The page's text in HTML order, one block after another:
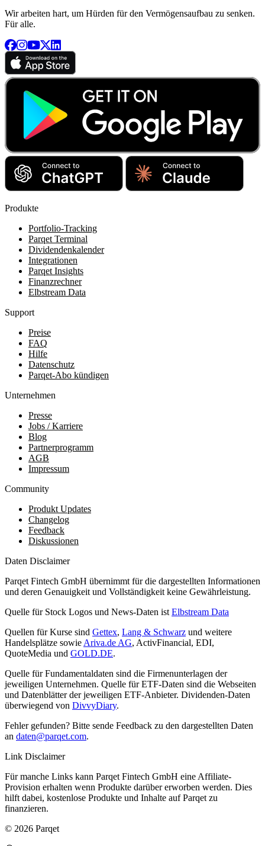
Wir arbeiten hart, um Hürden für den Vermögensaufbau zu senken.
Für alle.
Produkte
Portfolio-Tracking
Parqet Terminal
Dividendenkalender
Integrationen
Parqet Insights
Finanzrechner
Elbstream Data
Support
Preise
FAQ
Hilfe
Datenschutz
Parqet-Abo kündigen
Unternehmen
Presse
Jobs / Karriere
Blog
Partnerprogramm
AGB
Impressum
Community
Produkt Updates
Changelog
Feedback
Diskussionen
Daten Disclaimer
Parqet Fintech GmbH übernimmt für die dargestellten Informationen
und deren Genauigkeit und Vollständigkeit keine Gewährleistung.
Quelle für Stock Logos und News-Daten ist Elbstream Data
Quellen für Kurse sind Gettex, Lang & Schwarz und weitere
Handelsplätze sowie Ariva.de AG, ActivFinancial, EDI,
QuoteMedia und GOLD.DE.
Quelle für Fundamentaldaten sind die Firmenunterlagen der
jeweiligen Unternehmen. Quelle für ETF-Daten sind die Webseiten
und Datenblätter der jeweiligen ETF-Anbieter. Dividenden-Daten
überwiegend von DivvyDiary.
Fehler gefunden? Bitte sende Feedback zu den dargestellten Daten
an daten@parqet.com.
Link Disclaimer
Für manche Links kann Parqet Fintech GmbH eine Affiliate-
Provision erhalten wenn Produkte darüber erworben werden. Dies
hilft dabei, kostenlose Produkte und Inhalte auf Parqet zu
finanzieren.
© 2026 Parqet